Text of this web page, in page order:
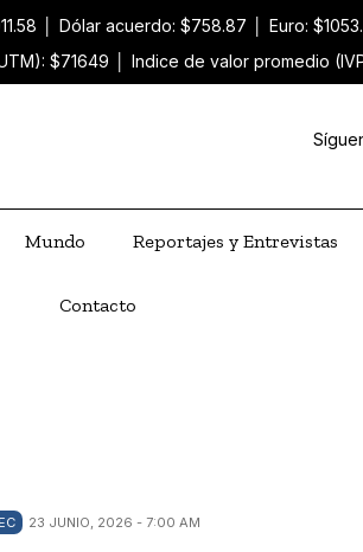
Dólar acuerdo: $758.87
Euro:
$71649
Indice de valor promedio
Mundo Reportajes y Entrevistas
Contacto
23 JUNIO, 2026 - 7:00 AM